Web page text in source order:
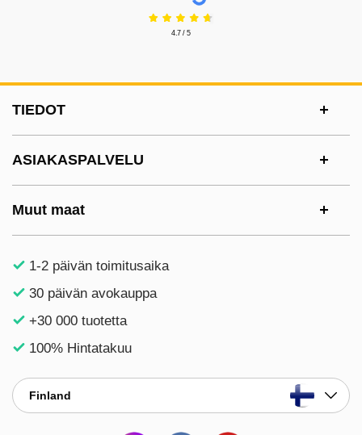
4.7 / 5
TIEDOT
ASIAKASPALVELU
Muut maat
1-2 päivän toimitusaika
30 päivän avokauppa
+30 000 tuotetta
100% Hintatakuu
Finland